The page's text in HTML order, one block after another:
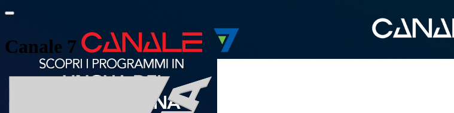
Canale 7